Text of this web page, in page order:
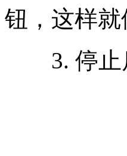
钮，这样就
3. 停止后